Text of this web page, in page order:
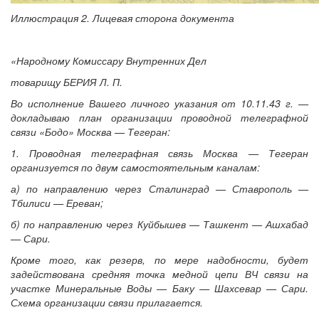
Иллюстрация 2. Лицевая сторона документа
«Народному Комиссару Внутренних Дел
товарищу БЕРИЯ Л. П.
Во исполнение Вашего личного указания от 10.11.43 г. —
докладываю план организации проводной телеграфной
связи «Бодо» Москва — Тегеран:
1. Проводная телеграфная связь Москва — Тегеран
организуется по двум самостоятельным каналам:
а) по направлению через Сталинград — Ставрополь —
Тбилиси — Ереван;
б) по направлению через Куйбышев — Ташкент — Ашхабад
— Сари.
Кроме того, как резерв, по мере надобности, будет
задействована средняя точка медной цепи ВЧ связи на
участке Минеральные Воды — Баку — Шахсевар — Сари.
Схема организации связи прилагается.